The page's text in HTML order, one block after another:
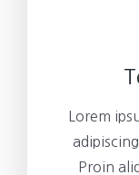
Lorem
Proin